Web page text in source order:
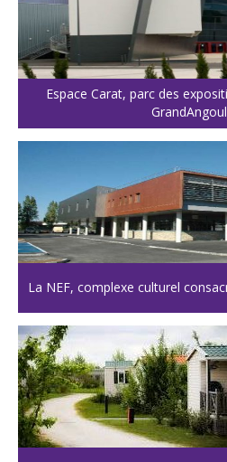
Espace Carat, parc des
La NEF, complexe culturel